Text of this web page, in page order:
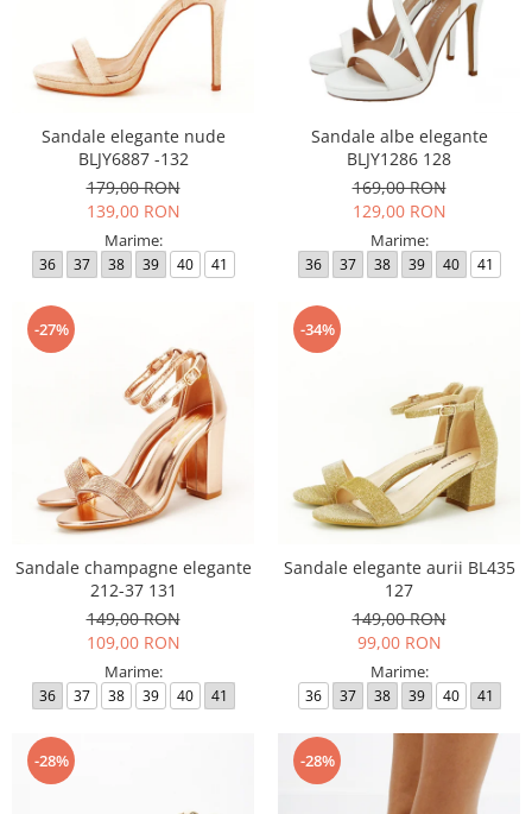
Sandale elegante nude
BLJY6887 -132
179,00 RON
139,00 RON
Marime:
36 37 38 39 40 41
Sandale albe elegante
BLJY1286 128
169,00 RON
129,00 RON
Marime:
36 37 38 39 40 41
-27%
Sandale champagne elegante
212-37 131
149,00 RON
109,00 RON
Marime:
36 37 38 39 40 41
-34%
Sandale elegante aurii BL435
127
149,00 RON
99,00 RON
Marime:
36 37 38 39 40 41
-28% -28%